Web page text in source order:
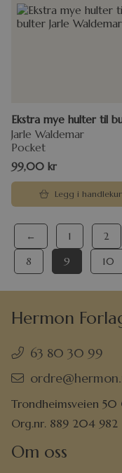
Ekstra mye hulter til
Jarle Waldemar
Pocket
99,00 kr
Legg i
← 1 2
8
9 10
Hermon
63 80 30 99
Trondheimsveien
Org.nr. 889 204 982
Om oss